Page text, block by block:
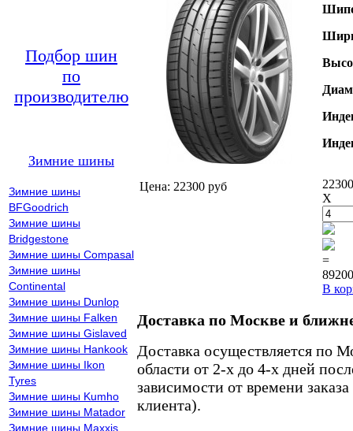
Подбор шин
по
производителю
Зимние шины
Зимние шины
BFGoodrich
Зимние шины
Bridgestone
Зимние шины Compasal
Зимние шины
Continental
Зимние шины Dunlop
Зимние шины Falken
Зимние шины Gislaved
Зимние шины Hankook
Зимние шины Ikon
Tyres
Зимние шины Kumho
Зимние шины Matador
Зимние шины Maxxis
Цена: 22300 руб
X
=
В
Доставка по Москве и
Доставка осуществляется по
области от 2-х до 4-х дней
зависимости от времени
клиента).